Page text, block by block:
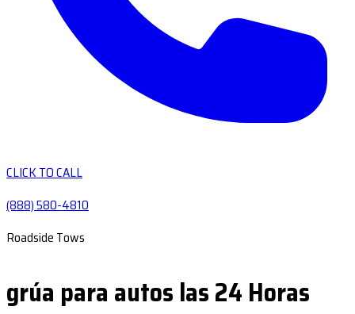
CLICK TO CALL
(888) 580-4810
Roadside Tows
grúa para autos las 24 Horas